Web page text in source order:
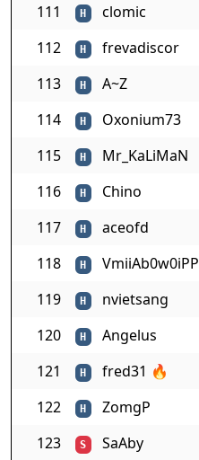
111
H clomic
112
H frevadiscor
113
H A~Z
114
H Oxonium73
115
H Mr_KaLiMaN
116
H Chino
117
H aceofd
118
H VmiiAb0w0iPP
119
H nvietsang
120
H Angelus
121
H fred31 🔥
122
H ZomgP
123
S SaAby